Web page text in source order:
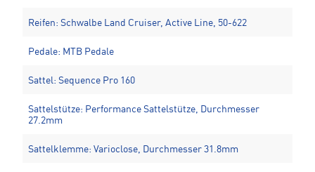
Reifen: Schwalbe Land Cruiser, Active Line, 50-622
Pedale: MTB Pedale
Sattel: Sequence Pro 160
Sattelstütze: Performance Sattelstütze, Durchmesser
27.2mm
Sattelklemme: Varioclose, Durchmesser 31.8mm